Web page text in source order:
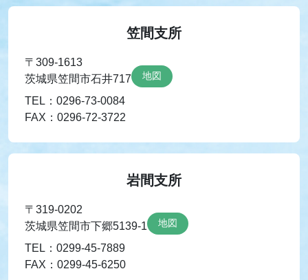
笠間支所
〒309-1613
茨城県笠間市石井717
地図
TEL：0296-73-0084
FAX：0296-72-3722
岩間支所
〒319-0202
茨城県笠間市下郷5139-1
地図
TEL：0299-45-7889
FAX：0299-45-6250